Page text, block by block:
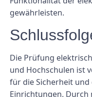
gewährleisten.
Die Prüfung
und Hochschulen ist
für die Sicherheit
Einrichtungen.